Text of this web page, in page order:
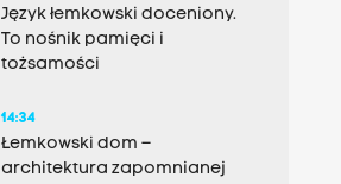
Język łemkowski doceniony.
To nośnik pamięci i
tożsamości
14:34
Łemkowski dom –
architektura zapomnianej